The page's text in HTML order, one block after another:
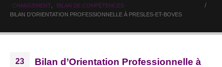
CHANGEMENT
BILAN DE COMPÉTENCES
BILAN D’ORIENTATION PROFESSIONNELLE À PRESLES-ET-BOVES
23
Bilan d’Orientation Professionnelle à